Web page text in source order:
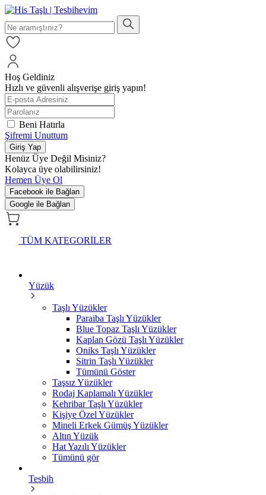
Hoş Geldiniz
Hızlı ve güvenli alışverişe giriş yapın!
Beni Hatırla
Şifremi Unuttum
Giriş Yap
Henüz Üye Değil Misiniz?
Kolayca üye olabilirsiniz!
Hemen Üye Ol
Facebook ile Bağlan
Google ile Bağlan
TÜM KATEGORİLER
Yüzük
Taşlı Yüzükler
Paraiba Taşlı Yüzükler
Blue Topaz Taşlı Yüzükler
Kaplan Gözü Taşlı Yüzükler
Oniks Taşlı Yüzükler
Sitrin Taşlı Yüzükler
Tümünü Göster
Taşsız Yüzükler
Rodaj Kaplamalı Yüzükler
Kehribar Taşlı Yüzükler
Kişiye Özel Yüzükler
Mineli Erkek Gümüş Yüzükler
Altın Yüzük
Hat Yazılı Yüzükler
Tümünü gör
Tesbih